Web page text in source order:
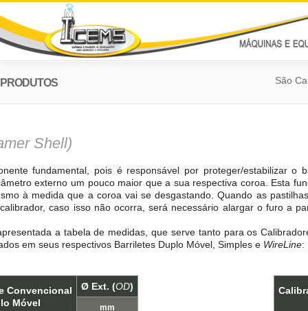
PRODUTOS São
Shell)
fundamental, pois é responsável por proteger/estabilizar o
externo um pouco maior que a sua respectiva coroa. Esta
à medida que a coroa vai se desgastando. Quando as
caso isso não ocorra, será necessário alargar o furo a
a tabela de medidas, que serve tanto para os
em seus respectivos Barriletes Duplo Móvel, Simples e WireLine:
Convencional
Móvel
Ø Ext. (OD)
mm